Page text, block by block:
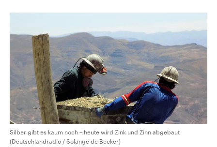
Silber gibt es kaum noch – heute wird Zink und Zinn abgebaut
(Deutschlandradio / Solange de Becker)